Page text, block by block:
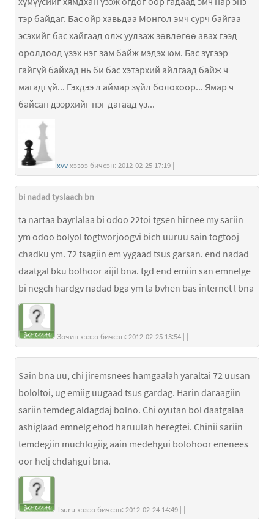
тэр байдаг. Бас ойр хавьдаа Монгол эмч сурч байгаа
эсэхийг бас хайгаад олж уулзаж зөвлөгөө авах гээд
оролдоод үзэх нэг зам байж мэдэх юм. Бас зүгээр
гайгүй байхад нь би бас хэтэрхий айлгаад байж ч
магадгүй... Гэхдээ л аймар зүйл болохоор... Ямар ч
байсан дээрхийг нэг дагаад үз...
xvv хэзээ бичсэн: 2012-02-25 17:19 | |
bi nadad tyslaach bn
ta nartaa bayrlalaa bi odoo 22toi tgsen hirnee my sariin
ym odoo bolyol togtworjoogvi bich uuruu sain togtooj
chadku ym. 72 tsagiin em yygaad tsus garsan. end nadad
daatgal bku bolhoor aijil bna. tgd end emiin san emnelge
bi negch hardgv nadad bga ym ta bvhen bas internet l bna
Зочин хэзээ бичсэн: 2012-02-25 13:54 | |
Sain bna uu, chi jiremsnees hamgaalah yaraltai 72 uusan
bololtoi, ug emiig uugaad tsus gardag. Harin daraagiin
sariin temdeg aldagdaj bolno. Chi oyutan bol daatgalaa
ashiglaad emnelg ehod haruulah heregtei. Chinii sariin
temdegiin muchlogiig aain medehgui bolohoor enenees
oor helj chdahgui bna.
Tsuru хэзээ бичсэн: 2012-02-24 14:49 | |